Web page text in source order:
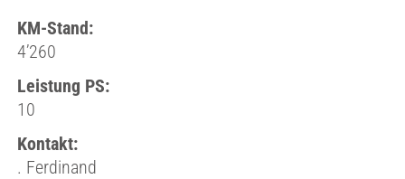
KM-Stand:
4’260
Leistung PS:
10
Kontakt:
. Ferdinand